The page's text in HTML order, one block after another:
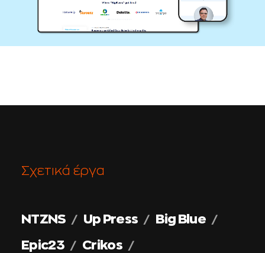
Σχετικά έργα
NTZNS Up Press
Big Blue
Epic23
Crikos